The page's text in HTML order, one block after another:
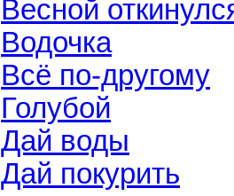
Весной
Водочка
Всё по-другому
Голубой
Дай воды
Дай покурить